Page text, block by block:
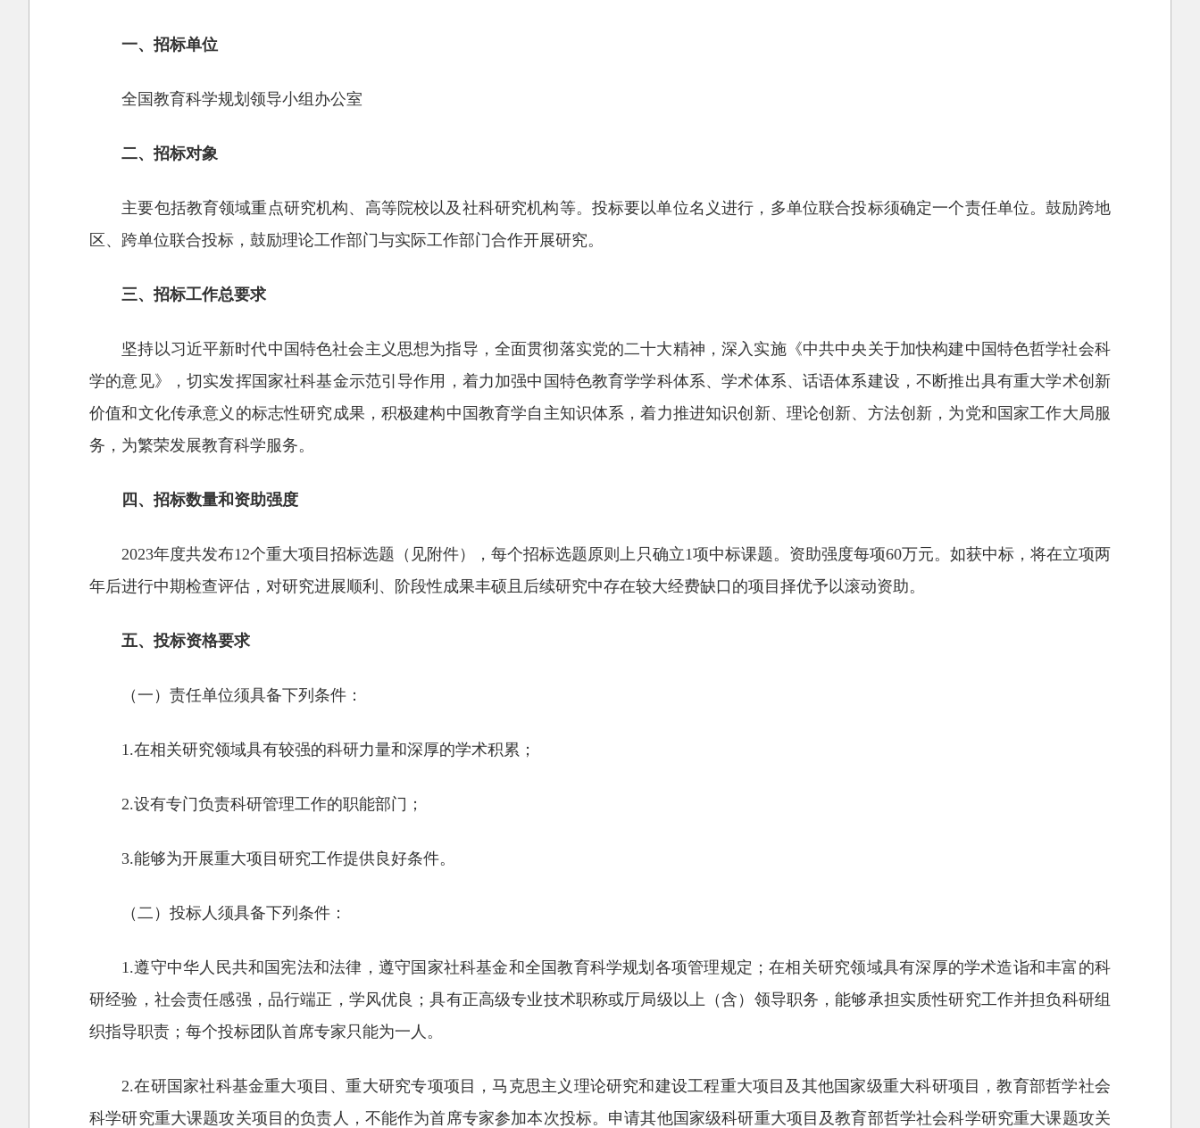
一、招标单位
全国教育科学规划领导小组办公室
二、招标对象
主要包括教育领域重点研究机构、高等院校以及社科研究机构等。投标要以单位名义进行，多单位联合投标须确定一个责任单位。鼓励跨地
区、跨单位联合投标，鼓励理论工作部门与实际工作部门合作开展研究。
三、招标工作总要求
坚持以习近平新时代中国特色社会主义思想为指导，全面贯彻落实党的二十大精神，深入实施《中共中央关于加快构建中国特色哲学社会科
学的意见》，切实发挥国家社科基金示范引导作用，着力加强中国特色教育学学科体系、学术体系、话语体系建设，不断推出具有重大学术创新
价值和文化传承意义的标志性研究成果，积极建构中国教育学自主知识体系，着力推进知识创新、理论创新、方法创新，为党和国家工作大局服
务，为繁荣发展教育科学服务。
四、招标数量和资助强度
2023年度共发布12个重大项目招标选题（见附件），每个招标选题原则上只确立1项中标课题。资助强度每项60万元。如获中标，将在立项两
年后进行中期检查评估，对研究进展顺利、阶段性成果丰硕且后续研究中存在较大经费缺口的项目择优予以滚动资助。
五、投标资格要求
（一）责任单位须具备下列条件：
1.在相关研究领域具有较强的科研力量和深厚的学术积累；
2.设有专门负责科研管理工作的职能部门；
3.能够为开展重大项目研究工作提供良好条件。
（二）投标人须具备下列条件：
1.遵守中华人民共和国宪法和法律，遵守国家社科基金和全国教育科学规划各项管理规定；在相关研究领域具有深厚的学术造诣和丰富的科
研经验，社会责任感强，品行端正，学风优良；具有正高级专业技术职称或厅局级以上（含）领导职务，能够承担实质性研究工作并担负科研组
织指导职责；每个投标团队首席专家只能为一人。
2.在研国家社科基金重大项目、重大研究专项项目，马克思主义理论研究和建设工程重大项目及其他国家级重大科研项目，教育部哲学社会
科学研究重大课题攻关项目的负责人，不能作为首席专家参加本次投标。申请其他国家级科研重大项目及教育部哲学社会科学研究重大课题攻关